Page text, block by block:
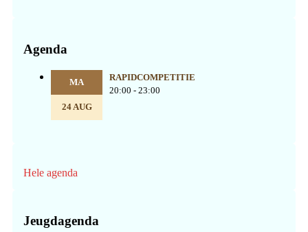
Agenda
MA
24 AUG
RAPIDCOMPETITIE
20:00 - 23:00
Hele agenda
Jeugdagenda